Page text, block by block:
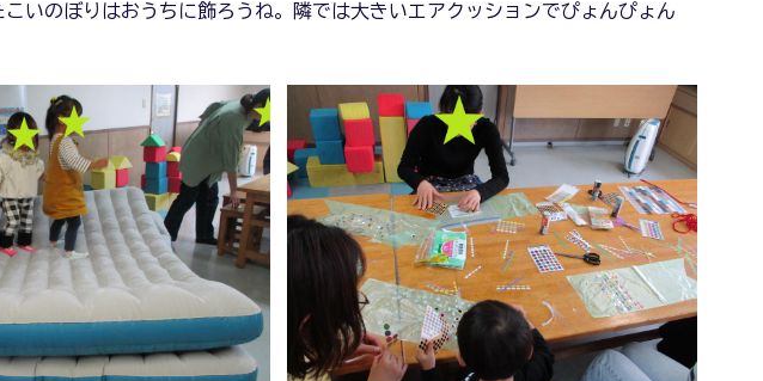
こいのぼりはおうちに飾ろうね。隣では大きいエアクッションでぴょんぴょん